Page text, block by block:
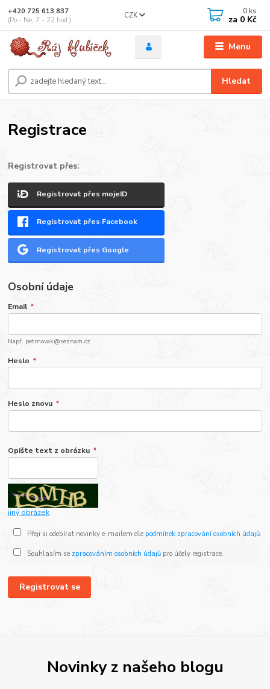
Menu
CZK
Hledat
+420 725 613 837
(Po - Ne, 7 - 22 hod.)
0 ks
za 0 Kč
Registrace
Registrovat přes:
Registrovat přes mojeID
Registrovat přes Facebook
Registrovat přes Google
Osobní údaje
Email *
Např. petrnovak@seznam.cz
Heslo *
Heslo znovu *
Opište text z obrázku *
jiný obrázek
Přeji si odebírat novinky e-mailem dle podmínek zpracování osobních údajů.
Souhlasím se zpracováním osobních údajůpro účely registrace.
Registrovat se
Novinky z našeho blogu